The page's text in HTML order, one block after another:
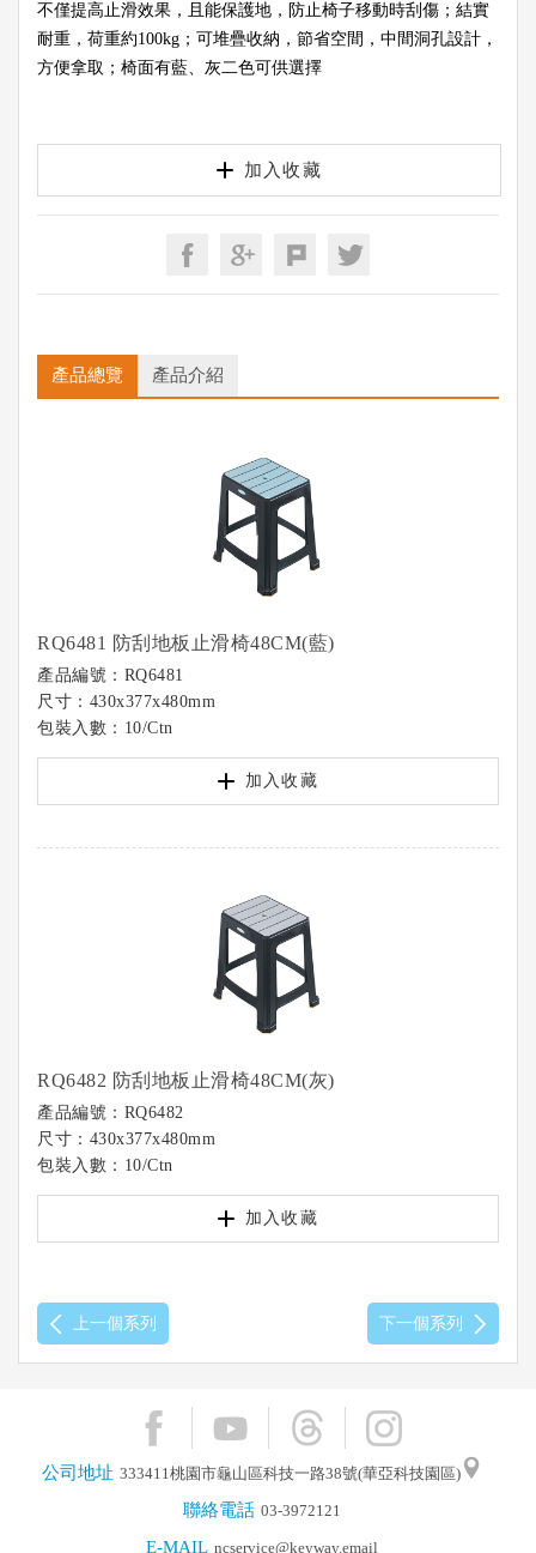
上一個系列 下一個系列
不僅提高止滑效果，且能保護地，防止椅子移動時刮傷；結實
耐重，荷重約100kg；可堆疊收納，節省空間，中間洞孔設計，
方便拿取；椅面有藍、灰二色可供選擇
加入收藏
產品總覽 產品介紹
RQ6481 防刮地板止滑椅48CM(藍)
產品編號：RQ6481
尺寸：430x377x480mm
包裝入數：10/Ctn
加入收藏
RQ6482 防刮地板止滑椅48CM(灰)
產品編號：RQ6482
尺寸：430x377x480mm
包裝入數：10/Ctn
加入收藏
公司地址 333411桃園市龜山區科技一路38號(華亞科技園區)
聯絡電話 03-3972121
E-MAIL ncservice@keyway.email